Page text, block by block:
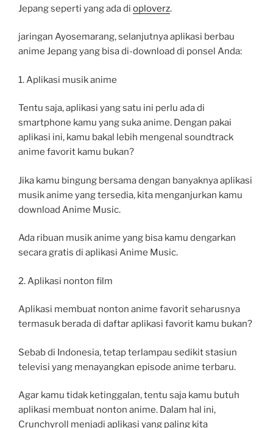
Jepang seperti yang ada di oploverz.
jaringan Ayosemarang, selanjutnya aplikasi berbau
anime Jepang yang bisa di-download di ponsel Anda:
1. Aplikasi musik anime
Tentu saja, aplikasi yang satu ini perlu ada di
smartphone kamu yang suka anime. Dengan pakai
aplikasi ini, kamu bakal lebih mengenal soundtrack
anime favorit kamu bukan?
Jika kamu bingung bersama dengan banyaknya aplikasi
musik anime yang tersedia, kita menganjurkan kamu
download Anime Music.
Ada ribuan musik anime yang bisa kamu dengarkan
secara gratis di aplikasi Anime Music.
2. Aplikasi nonton film
Aplikasi membuat nonton anime favorit seharusnya
termasuk berada di daftar aplikasi favorit kamu bukan?
Sebab di Indonesia, tetap terlampau sedikit stasiun
televisi yang menayangkan episode anime terbaru.
Agar kamu tidak ketinggalan, tentu saja kamu butuh
aplikasi membuat nonton anime. Dalam hal ini,
Crunchyroll menjadi aplikasi yang paling kita